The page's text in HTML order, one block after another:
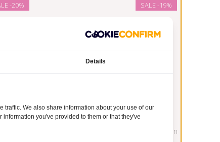
-20% SALE-19%
Fruitful urn lavendel medium - polyresin
Details
We also share information about your use of our
you've provided to them or that they've